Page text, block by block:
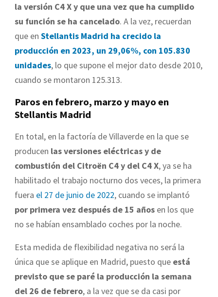
la versión C4 X y que una vez que ha cumplido
su función se ha cancelado. A la vez, recuerdan
que en Stellantis Madrid ha crecido la
producción en 2023, un 29,06%, con 105.830
unidades, lo que supone el mejor dato desde 2010,
cuando se montaron 125.313.
Paros en febrero, marzo y mayo en
Stellantis Madrid
En total, en la factoría de Villaverde en la que se
producen las versiones eléctricas y de
combustión del Citroën C4 y del C4 X, ya se ha
habilitado el trabajo nocturno dos veces, la primera
fuera el 27 de junio de 2022, cuando se implantó
por primera vez después de 15 años en los que
no se habían ensamblado coches por la noche.
Esta medida de flexibilidad negativa no será la
única que se aplique en Madrid, puesto que está
previsto que se paré la producción la semana
del 26 de febrero, a la vez que se da casi por